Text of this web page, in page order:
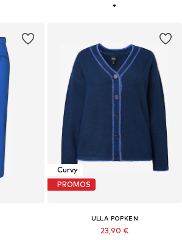
Curvy
PROMOS
ULLA POPKEN
23,90 €